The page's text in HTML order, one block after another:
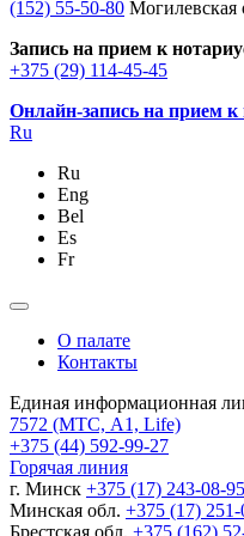
(152) 55-50-80 Могилевская
Запись на прием к
+375 (29) 114-45-45
Онлайн-запись на прием к
Ru
Ru
Eng
Bel
Es
Fr
О палате
Контакты
Единая информационная
7572 (МТС, A1, Life)
+375 (44) 592-99-27
Горячая линия
г. Минск +375 (17) 243-08-95
Минская обл. +375 (17)
Брестская обл. +375 (162)